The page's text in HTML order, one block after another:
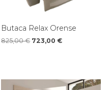
Butaca Relax Orense
825,00€ 723,00€